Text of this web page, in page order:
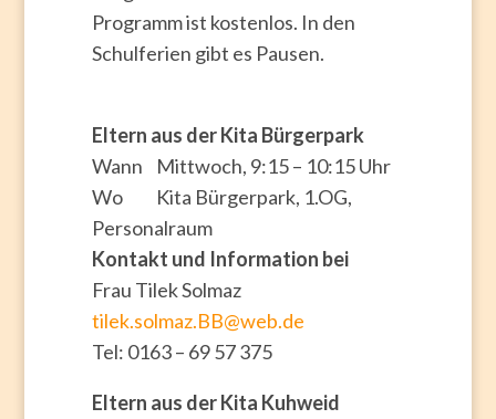
Programm ist kostenlos. In den
Schulferien gibt es Pausen.
Eltern aus der Kita Bürgerpark
Wann Mittwoch, 9:15 – 10:15 Uhr
Wo Kita Bürgerpark, 1.OG,
Personalraum
Kontakt und Information bei
Frau Tilek Solmaz
tilek.solmaz.BB@web.de
Tel: 0163 – 69 57 375
Eltern aus der Kita Kuhweid